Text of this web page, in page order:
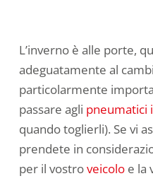
L’inverno è alle porte,
adeguatamente al
particolarmente
passare agli pneumatici
quando toglierli). Se vi
prendete in
per il vostroveicoloe la